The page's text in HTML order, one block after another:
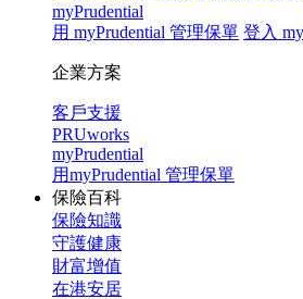
myPrudential
用 myPrudential 管理保單 登入
企業方案
客戶支援
PRUworks
myPrudential
用myPrudential 管理保單
保險百科
保險知識
守護健康
財富增值
在港安居